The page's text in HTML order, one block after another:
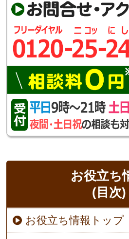
お役立ち
(目次)
お役立ち情報トップ